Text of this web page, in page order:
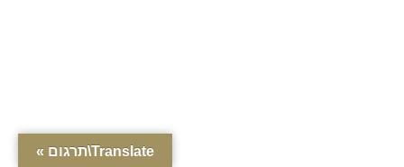
Translate\תרגום »